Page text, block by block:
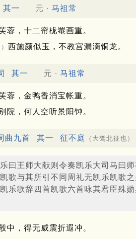
其一 元 · 马祖常
蓉，十二帘栊罨画重。
西施颜似玉，不教宫漏滴铜龙。
其一 元 · 马祖常
蓉，金鸭香消宝帐重。
院，何人空听景阳钟。
曲九首 其一 征不庭 （大驾北征也）
曰王师大献则令奏凯乐大司马曰
歌与其所引不同周礼无凯乐凯歌
乐歌辞四首凯歌六首咏其君臣殊
中，得无威震折遐冲。